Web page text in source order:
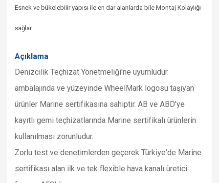
Esnek ve bükelebiiir yapısı ile en dar alanlarda bile Montaj Kolaylığı
sağlar.
Açıklama
Denizcilik Teçhizat Yönetmeliği'ne uyumludur.
ambalajında ve yüzeyinde WheelMark logosu taşıyan
ürünler Marine sertifikasına sahiptir. AB ve ABD'ye
kayıtlı gemi teçhizatlarında Marine sertifikalı ürünlerin
kullanılması zorunludur.
Zorlu test ve denetimlerden geçerek Türkiye'de Marine
sertifikası alan ilk ve tek flexible hava kanalı üretici